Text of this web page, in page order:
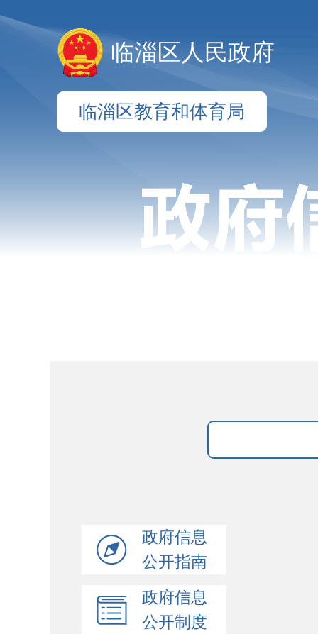
临淄区人民政府
临淄区教育和体育局
政府信息
公开指南
政府信息
公开制度